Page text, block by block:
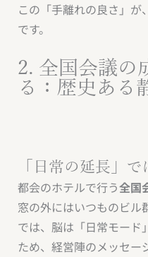
この「手離れの良さ」
です。
2. 全国会議の
る：歴史ある
「日常の延長」
都会のホテルで行う全国
窓の外にはいつものビル
では、脳は「日常モード
ため、経営陣のメッセー